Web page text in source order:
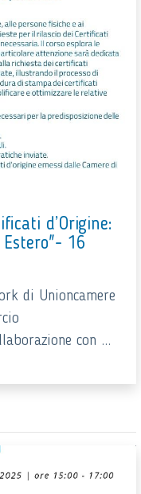
d’Origine:
16
di Unioncamere
con ...